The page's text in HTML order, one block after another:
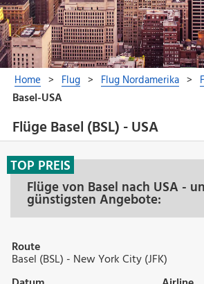
Flüge Basel (BSL) - USA
Flüge von Basel nach USA -
günstigsten Angebote:
TOP PREIS
Route
Basel (BSL) - New York City (JFK)